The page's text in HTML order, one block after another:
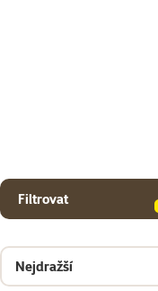
Filtrovat
Nejdražší